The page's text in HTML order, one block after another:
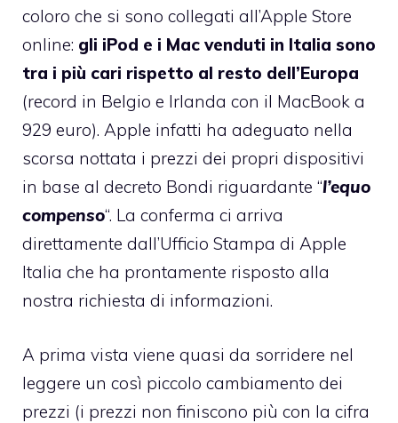
coloro che si sono collegati all’Apple Store
online: gli iPod e i Mac venduti in Italia sono
tra i più cari rispetto al resto dell’Europa
(record in Belgio e Irlanda con il MacBook a
929 euro). Apple infatti ha adeguato nella
scorsa nottata i prezzi dei propri dispositivi
in base al decreto Bondi riguardante “l’equo
compenso“. La conferma ci arriva
direttamente dall’Ufficio Stampa di Apple
Italia che ha prontamente risposto alla
nostra richiesta di informazioni.
A prima vista viene quasi da sorridere nel
leggere un così piccolo cambiamento dei
prezzi (i prezzi non finiscono più con la cifra